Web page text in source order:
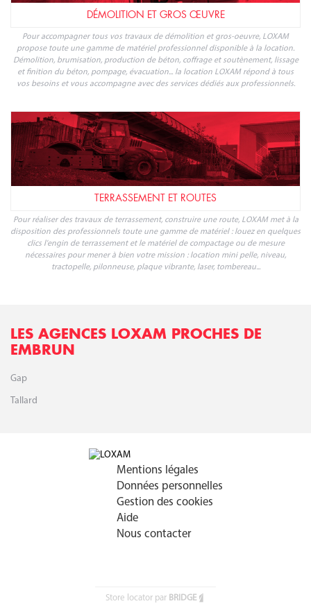
DÉMOLITION ET GROS ŒUVRE
Pour accompagner tous vos travaux de démolition et gros-oeuvre, LOXAM
propose toute une gamme de matériel professionnel disponible à la location.
Démolition, brumisation, production de béton, coffrage et soutènement, lissage
et finition du béton, pompage, évacuation... la location LOXAM répond à tous
vos besoins et vous accompagne avec des services dédiés aux professionnels.
TERRASSEMENT ET ROUTES
Pour réaliser des travaux de terrassement, construire une route, LOXAM met à la
disposition des professionnels toute une gamme de matériel : louez en quelques
clics l'engin de terrassement et le matériel de compactage ou de mesure
nécessaires pour mener à bien votre mission : location mini pelle, niveau,
tractopelle, pilonneuse, plaque vibrante, laser, tombereau...
LES AGENCES LOXAM PROCHES DE
EMBRUN
Gap
Tallard
Mentions légales
Données personnelles
Gestion des cookies
Aide
Nous contacter
Store locator par BRIDGE